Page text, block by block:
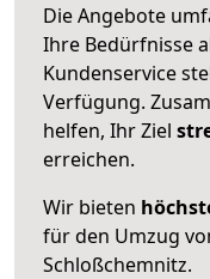
Die Angebote
Ihre Bedürfnisse
Kundenservice
Verfügung.
helfen, Ihr Ziel
erreichen.
Wir bieten
für den Umzug
Schloßchemnitz.